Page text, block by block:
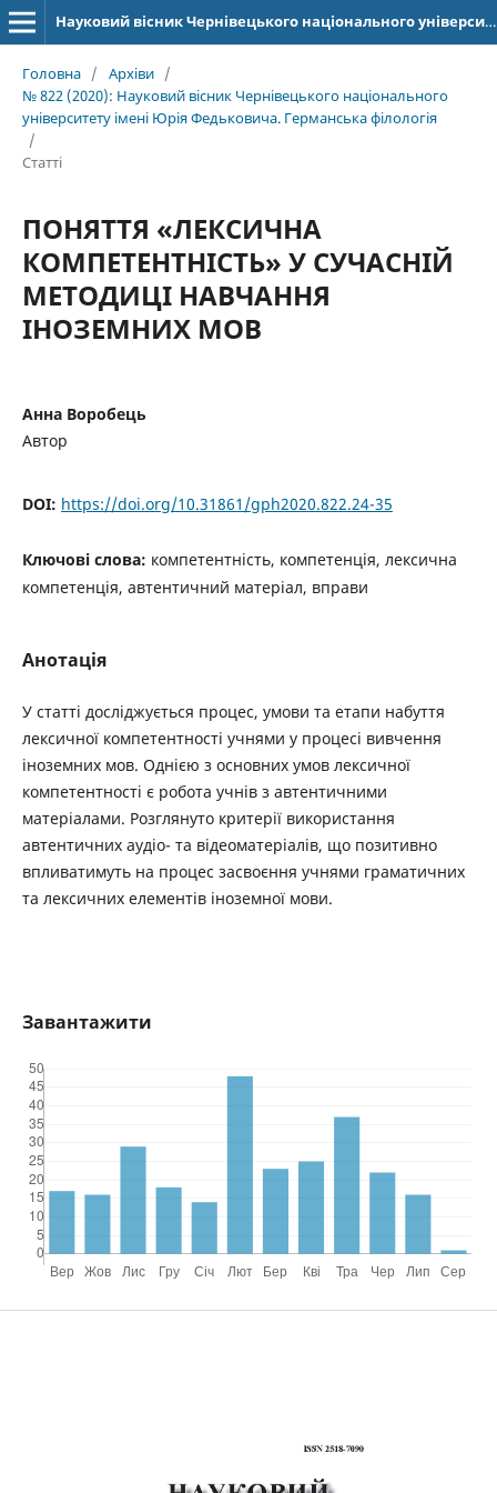
Науковий вісник Чернівецького національного університету імені Юрія Федьковича. Серія: Германська філологія
Головна / Архіви /
№ 822 (2020): Науковий вісник Чернівецького національного
університету імені Юрія Федьковича. Германська філологія
/
Статті
ПОНЯТТЯ «ЛЕКСИЧНА
КОМПЕТЕНТНІСТЬ» У СУЧАСНІЙ
МЕТОДИЦІ НАВЧАННЯ
ІНОЗЕМНИХ МОВ
Анна Воробець
Автор
DOI: https://doi.org/10.31861/gph2020.822.24-35
Ключові слова: компетентність, компетенція, лексична
компетенція, автентичний матеріал, вправи
Анотація
У статті досліджується процес, умови та етапи набуття
лексичної компетентності учнями у процесі вивчення
іноземних мов. Однією з основних умов лексичної
компетентності є робота учнів з автентичними
матеріалами. Розглянуто критерії використання
автентичних аудіо- та відеоматеріалів, що позитивно
впливатимуть на процес засвоєння учнями граматичних
та лексичних елементів іноземної мови.
Завантажити